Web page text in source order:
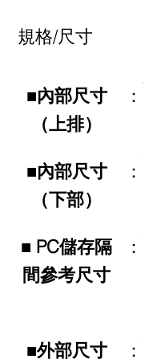
規格/尺寸
■內部尺寸
（上排）
：
■內部尺寸
（下部）
：
■ PC儲存隔
間參考尺寸
：
■外部尺寸 ：